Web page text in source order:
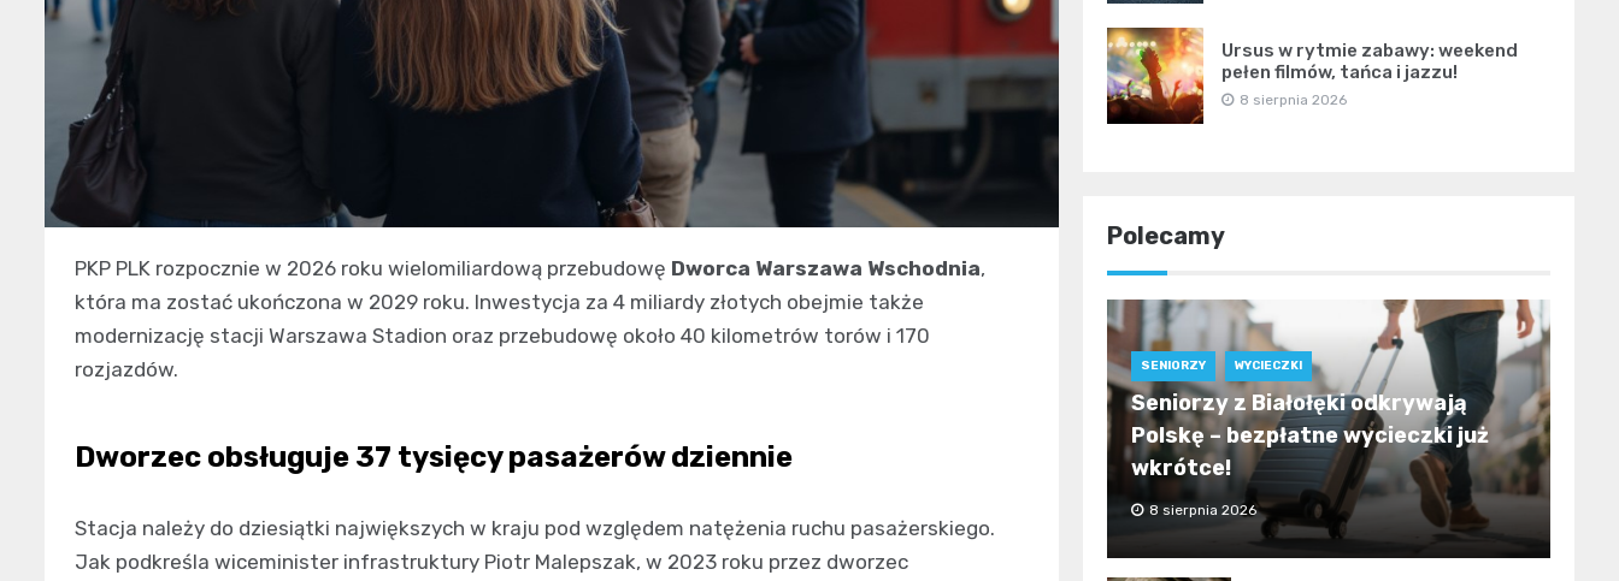
PKP PLK rozpocznie w 2026 roku wielomiliardową przebudowę Dworca Warszawa Wschodnia,
która ma zostać ukończona w 2029 roku. Inwestycja za 4 miliardy złotych obejmie także
modernizację stacji Warszawa Stadion oraz przebudowę około 40 kilometrów torów i 170
rozjazdów.
Dworzec obsługuje 37 tysięcy pasażerów dziennie
Stacja należy do dziesiątki największych w kraju pod względem natężenia ruchu pasażerskiego.
Jak podkreśla wiceminister infrastruktury Piotr Malepszak, w 2023 roku przez dworzec
Ursus w rytmie zabawy: weekend
pełen filmów, tańca i jazzu!
8 sierpnia 2026
Polecamy
SENIORZY WYCIECZKI
Seniorzy z Białołęki odkrywają
Polskę – bezpłatne wycieczki już
wkrótce!
8 sierpnia 2026